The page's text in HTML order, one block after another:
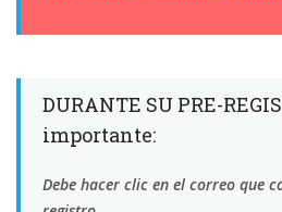
DURANTE SU PRE-
importante:
Debe hacer clic en el correo que